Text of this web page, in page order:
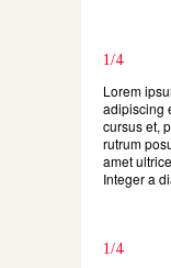
1/4
Lorem
adipiscing
cursus et,
rutrum
amet
Integer a
1/4